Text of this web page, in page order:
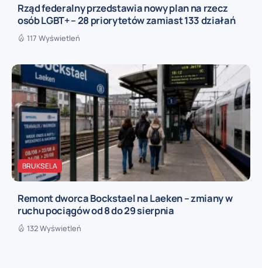
Rząd federalny przedstawia nowy plan na rzecz
osób LGBT+ – 28 priorytetów zamiast 133 działań
117 Wyświetleń
BRUKSELA
Remont dworca Bockstael na Laeken – zmiany w
ruchu pociągów od 8 do 29 sierpnia
132 Wyświetleń